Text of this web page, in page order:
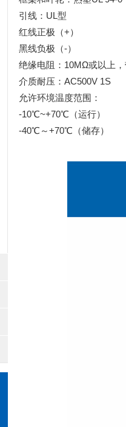
引线：UL型
红线正极（+）
黑线负极（-）
绝缘电阻：10MΩ或以上
介质耐压：AC500V 1S
允许环境温度范围：
-10℃~+70℃（运行）
-40℃～+70℃（储存）